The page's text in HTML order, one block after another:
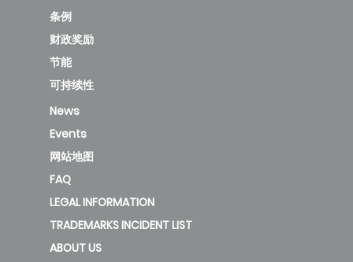
条例
财政奖励
节能
可持续性
News
Events
网站地图
FAQ
LEGAL INFORMATION
TRADEMARKS INCIDENT LIST
ABOUT US